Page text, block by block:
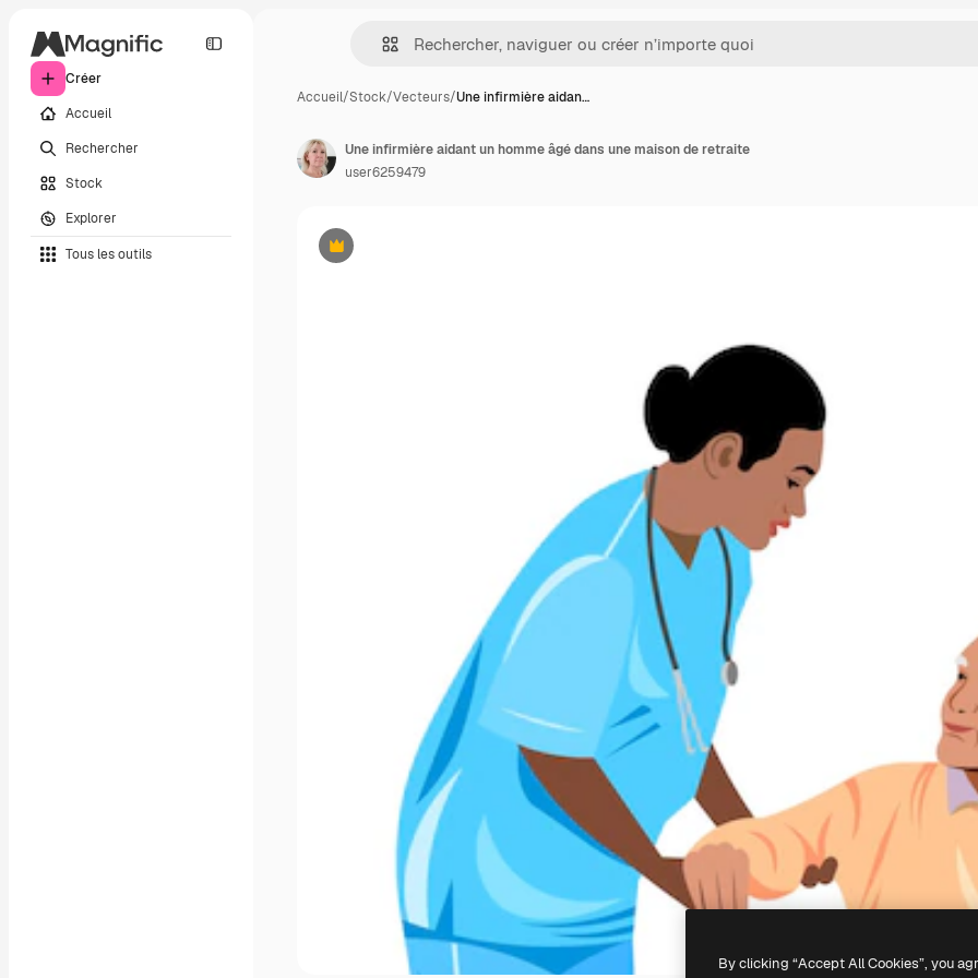
Créer
Accueil
Rechercher
Stock
Explorer
Tous les outils
Accueil/Stock/Vecteurs/Une infirmière aidan…
Premium
Une infirmière aidant un homme âgé dans une maison de retraite
user6259479
By clicking “Accept All Cookies”, you